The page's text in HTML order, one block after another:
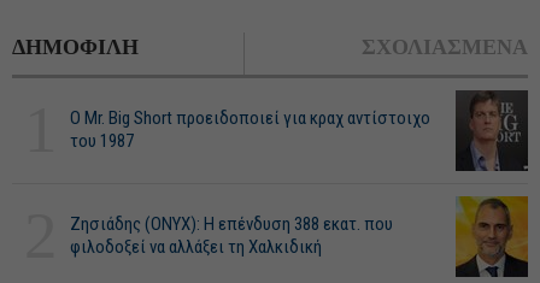
ΔΗΜΟΦΙΛΗ ΣΧΟΛΙΑΣΜΕΝΑ
O Mr. Big Short προειδοποιεί για κραχ αντίστοιχο
του 1987
Ζησιάδης (ONYX): Η επένδυση 388 εκατ. που
φιλοδοξεί να αλλάξει τη Χαλκιδική